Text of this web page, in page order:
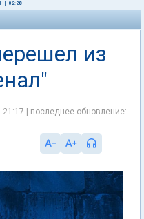
02:28
из
21:17 | последнее обновление: